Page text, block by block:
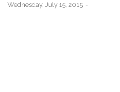
Wednesday, July 15, 2015